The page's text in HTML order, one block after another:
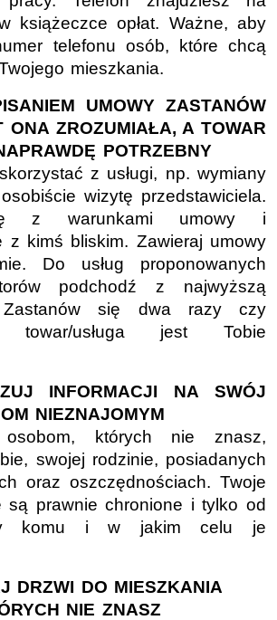
książeczce opłat. Ważne, aby
telefonu osób, które chcą
mieszkania.
UMOWY ZASTANÓW
ONA ZROZUMIAŁA, A TOWAR
POTRZEBNY
z usługi, np. wymiany
wizytę przedstawiciela.
z warunkami umowy i
z kimś bliskim. Zawieraj umowy
Do usług proponowanych
podchodź z najwyższą
Zastanów się dwa razy czy
towar/usługa jest Tobie
INFORMACJI NA SWÓJ
NIEZNAJOMYM
których nie znasz,
swojej rodzinie, posiadanych
oraz oszczędnościach. Twoje
są prawnie chronione i tylko od
komu i w jakim celu je
DRZWI DO MIESZKANIA
NIE ZNASZ